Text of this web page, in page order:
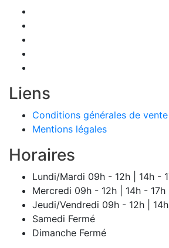
Liens
Conditions générales de vente
Mentions légales
Horaires
Lundi/Mardi 09h - 12h | 14h -
Mercredi 09h - 12h | 14h - 17h
Jeudi/Vendredi 09h - 12h |
Samedi Fermé
Dimanche Fermé